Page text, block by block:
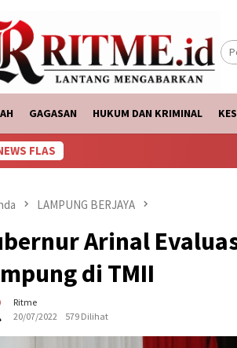
GAGASAN HUKUM DAN KRIMINAL
FLAS ASDP Bakauheni,
LAMPUNG BERJAYA
Arinal
di TMII
Ritme
20/07/2022
579 Dilihat